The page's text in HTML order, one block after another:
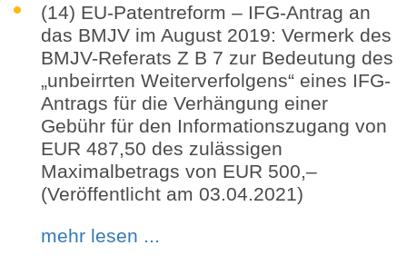
(14) EU-Patentreform – IFG-Antrag an
das BMJV im August 2019: Vermerk des
BMJV-Referats Z B 7 zur Bedeutung des
„unbeirrten Weiterverfolgens“ eines IFG-
Antrags für die Verhängung einer
Gebühr für den Informationszugang von
EUR 487,50 des zulässigen
Maximalbetrags von EUR 500,–
(Veröffentlicht am 03.04.2021)
mehr lesen ...